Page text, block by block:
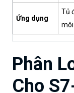
Ứng dụng
Tủ
Phân
Cho